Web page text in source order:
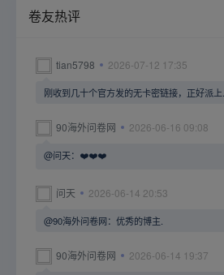
卷友热评
tian5798 2026-07-12 17:35
刚收到几十个官方发的无卡密链接，正好派上...
90海外问卷网 2026-06-16 09:08
@问天：❤️❤️❤️
问天 2026-06-14 20:53
@90海外问卷网：优秀的博主.
90海外问卷网 2026-06-14 19:37